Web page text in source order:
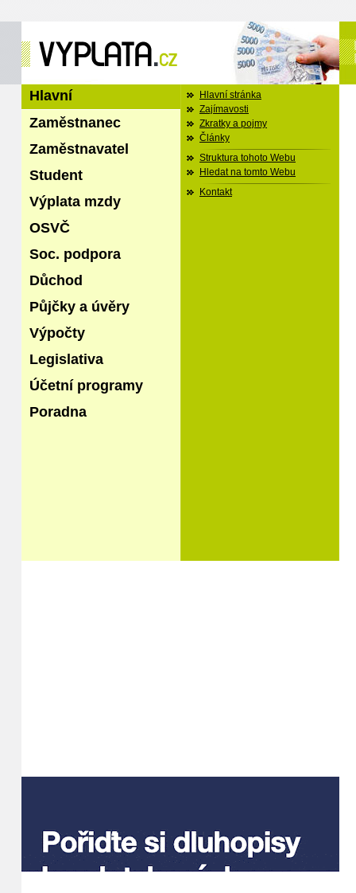
Hlavní
Zaměstnanec
Zaměstnavatel
Student
Výplata mzdy
OSVČ
Soc. podpora
Důchod
Půjčky a úvěry
Výpočty
Legislativa
Účetní programy
Poradna
Hlavní stránka
Zajímavosti
Zkratky a pojmy
Články
Struktura tohoto Webu
Hledat na tomto Webu
Kontakt